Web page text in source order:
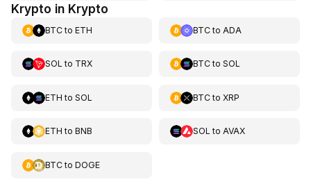
Krypto in Krypto
BTCto ETH BTCto ADA
SOL to TRX BTCto SOL
ETH to SOL BTCto XRP
ETH to BNB SOL to AVAX
BTCto DOGE